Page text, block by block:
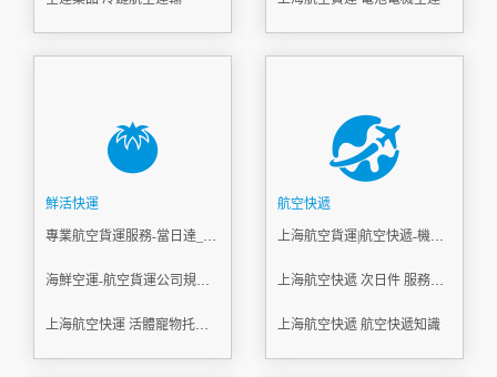
鮮活快運
專業航空貨運服務-當日達_鮮活空運怎么寄？
海鮮空運-航空貨運公司規定內容
上海航空快運 活體寵物托運 當日急件
航空快遞
上海航空貨運|航空快遞-機場物流(航空、空運)
上海航空快遞 次日件 服務理念
上海航空快遞 航空快遞知識